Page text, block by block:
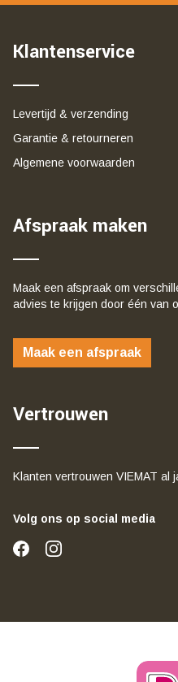
Klantenservice
Levertijd & verzending
Garantie & retourneren
Algemene voorwaarden
Afspraak maken
Maak een afspraak om
advies te krijgen door één van
Maak een afspraak
Vertrouwen
Klanten vertrouwen VIEMAT al
Volg ons op social media